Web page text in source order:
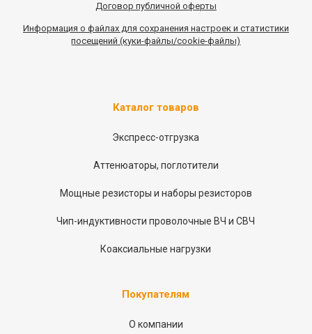
Договор публичной оферты
Информация о файлах для сохранения настроек и статистики
посещений (куки-файлы/cookie-файлы)
Каталог товаров
Экспресс-отгрузка
Аттенюаторы, поглотители
Мощные резисторы и наборы резисторов
Чип-индуктивности проволочные ВЧ и СВЧ
Коаксиальные нагрузки
Покупателям
О компании